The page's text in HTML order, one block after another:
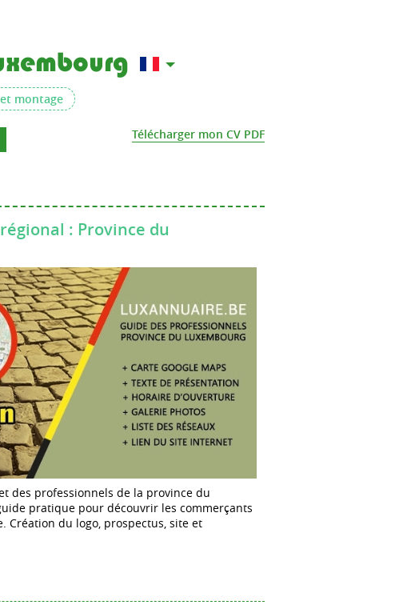
montage
Télécharger mon CV PDF
: Province du
des professionnels de la province du
pratique pour découvrir les commerçants
Création du logo, prospectus, site et